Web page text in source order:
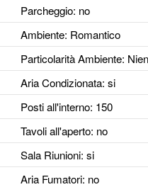
Parcheggio: no
Ambiente: Romantico
Particolarità Ambiente:
Aria Condizionata: si
Posti all'interno: 150
Tavoli all'aperto: no
Sala Riunioni: si
Aria Fumatori: no